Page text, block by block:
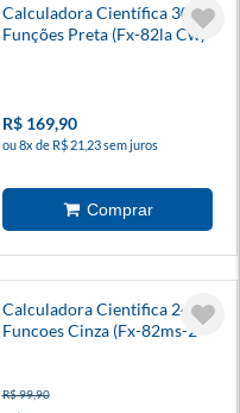
Calculadora Científica 300
Funções Preta (Fx-82la Cw)
R$ 169,90
ou 8x de R$ 21,23 sem juros
Calculadora Cientifica 240
Funcoes Cinza (Fx-82ms-2-
R$ 99,90